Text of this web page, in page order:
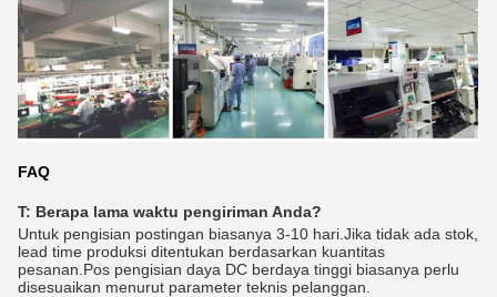
FAQ
T: Berapa lama waktu pengiriman Anda?
Untuk pengisian postingan biasanya 3-10 hari.Jika tidak ada stok,
lead time produksi ditentukan berdasarkan kuantitas
pesanan.Pos pengisian daya DC berdaya tinggi biasanya perlu
disesuaikan menurut parameter teknis pelanggan.